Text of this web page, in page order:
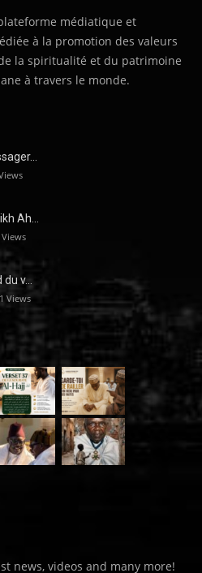
médiatique et
à la promotion des valeurs
la spiritualité et du patrimoine
à travers le monde.
Ah…
Views
v…
Views
news, videos and many more!